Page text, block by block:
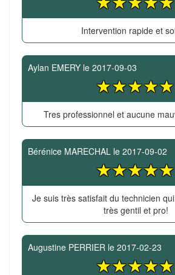
Intervention rapide et
Aylan EMERY le 2017-09-03
Tres professionnel et aucune
Bérénice MARECHAL le 2017-09-02
Je suis très satisfait du technicien
très gentil et pro!
Augustine PERRIER le 2017-02-23